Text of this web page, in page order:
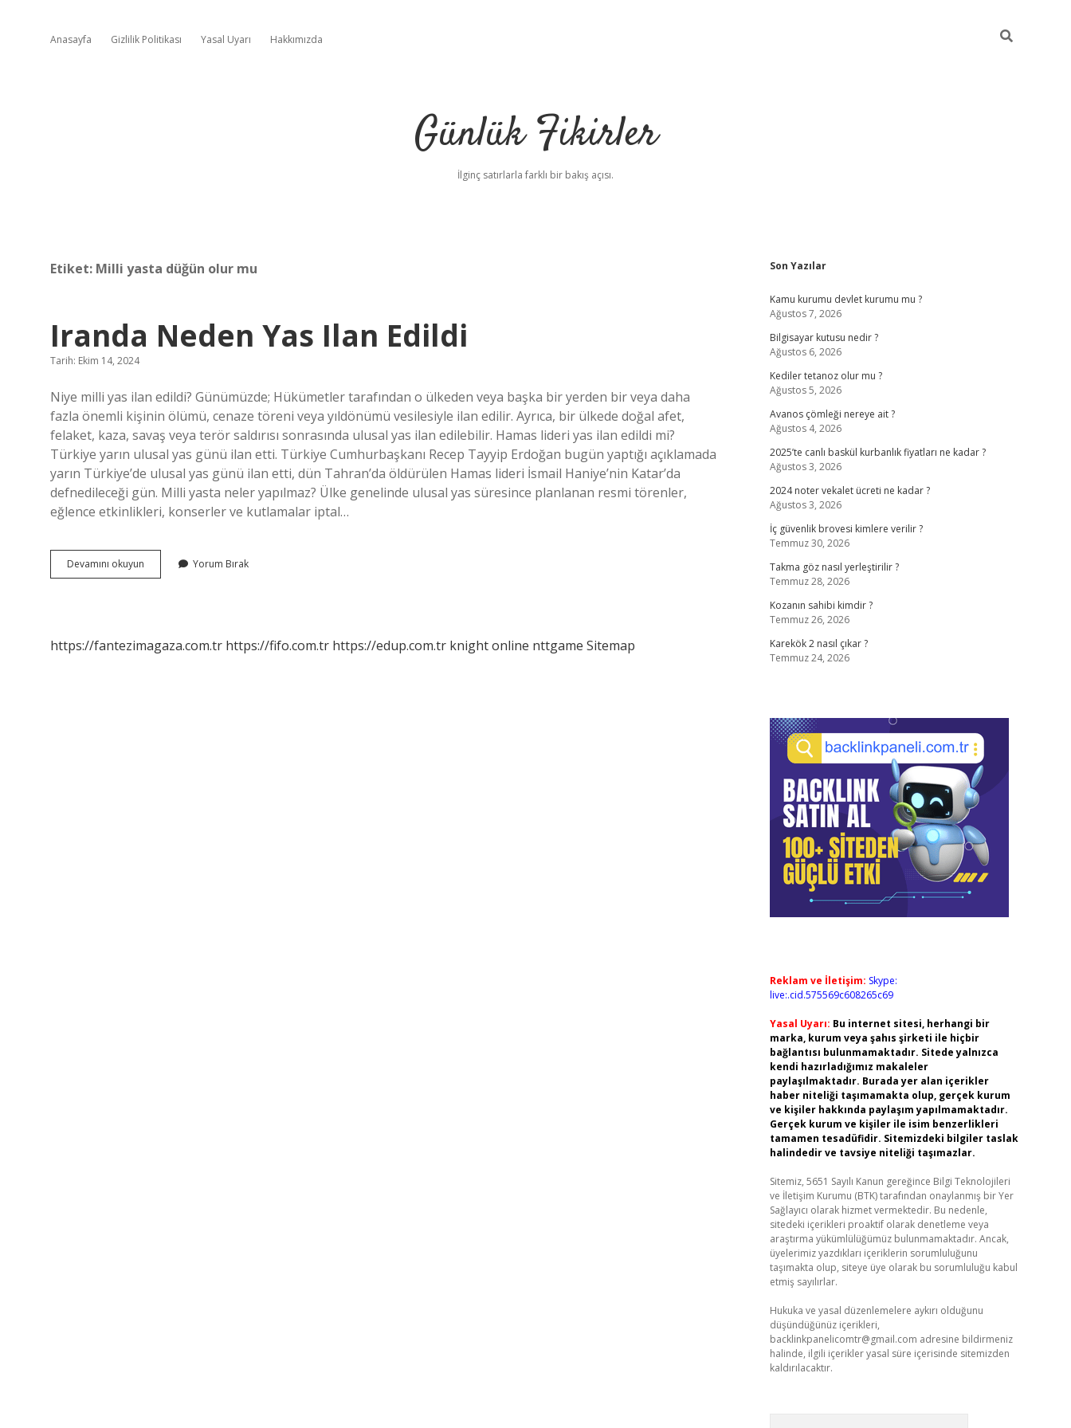
Anasayfa Gizlilik Politikası Yasal Uyarı Hakkımızda
Günlük Fikirler
İlginç satırlarla farklı bir bakış açısı.
Etiket: Milli yasta düğün olur mu
Iranda Neden Yas Ilan Edildi
Tarih: Ekim 14, 2024
Niye milli yas ilan edildi? Günümüzde; Hükümetler tarafından o ülkeden veya başka bir yerden bir veya daha
fazla önemli kişinin ölümü, cenaze töreni veya yıldönümü vesilesiyle ilan edilir. Ayrıca, bir ülkede doğal afet,
felaket, kaza, savaş veya terör saldırısı sonrasında ulusal yas ilan edilebilir. Hamas lideri yas ilan edildi mi?
Türkiye yarın ulusal yas günü ilan etti. Türkiye Cumhurbaşkanı Recep Tayyip Erdoğan bugün yaptığı açıklamada
yarın Türkiye’de ulusal yas günü ilan etti, dün Tahran’da öldürülen Hamas lideri İsmail Haniye’nin Katar’da
defnedileceği gün. Milli yasta neler yapılmaz? Ülke genelinde ulusal yas süresince planlanan resmi törenler,
eğlence etkinlikleri, konserler ve kutlamalar iptal…
Devamını okuyun
Neden
Yorum Bırak
https://fantezimagaza.com.tr https://fifo.com.tr https://edup.com.tr knight online nttgame Sitemap
Sidebar
Son Yazılar
Kamu kurumu devlet kurumu mu ?
Ağustos 7, 2026
Bilgisayar kutusu nedir ?
Ağustos 6, 2026
Kediler tetanoz olur mu ?
Ağustos 5, 2026
Avanos çömleği nereye ait ?
Ağustos 4, 2026
2025’te canlı baskül kurbanlık fiyatları ne kadar ?
Ağustos 3, 2026
2024 noter vekalet ücreti ne kadar ?
Ağustos 3, 2026
İç güvenlik brovesi kimlere verilir ?
Temmuz 30, 2026
Takma göz nasıl yerleştirilir ?
Temmuz 28, 2026
Kozanın sahibi kimdir ?
Temmuz 26, 2026
Karekök 2 nasıl çıkar ?
Temmuz 24, 2026
Reklam ve İletişim: Skype:
live:.cid.575569c608265c69
Yasal Uyarı: Bu internet sitesi, herhangi bir
marka, kurum veya şahıs şirketi ile hiçbir
bağlantısı bulunmamaktadır. Sitede yalnızca
kendi hazırladığımız makaleler
paylaşılmaktadır. Burada yer alan içerikler
haber niteliği taşımamakta olup, gerçek kurum
ve kişiler hakkında paylaşım yapılmamaktadır.
Gerçek kurum ve kişiler ile isim benzerlikleri
tamamen tesadüfidir. Sitemizdeki bilgiler taslak
halindedir ve tavsiye niteliği taşımazlar.
Sitemiz, 5651 Sayılı Kanun gereğince Bilgi Teknolojileri
ve İletişim Kurumu (BTK) tarafından onaylanmış bir Yer
Sağlayıcı olarak hizmet vermektedir. Bu nedenle,
sitedeki içerikleri proaktif olarak denetleme veya
araştırma yükümlülüğümüz bulunmamaktadır. Ancak,
üyelerimiz yazdıkları içeriklerin sorumluluğunu
taşımakta olup, siteye üye olarak bu sorumluluğu kabul
etmiş sayılırlar.
Hukuka ve yasal düzenlemelere aykırı olduğunu
düşündüğünüz içerikleri,
backlinkpanelicomtr@gmail.com adresine bildirmeniz
halinde, ilgili içerikler yasal süre içerisinde sitemizden
kaldırılacaktır.